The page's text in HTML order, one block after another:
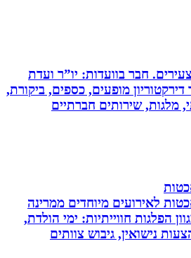
חבר בוועדות: יו”ר ועדת
מופעים, כספים, ביקורת,
מלגות, שירותים חברתיים
לאירועים מיוחדים ממרינה
הפלגות חווייתיות: ימי הולדת,
נישואין, גיבוש צוותים